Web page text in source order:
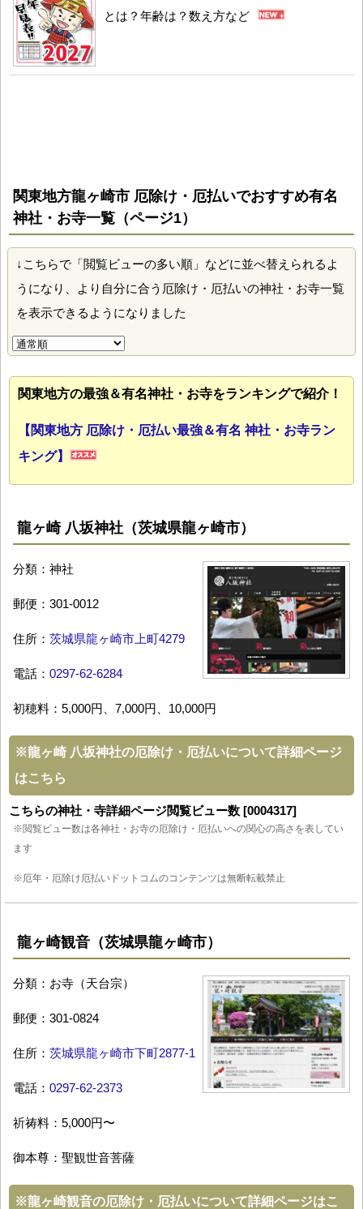
とは？年齢は？数え方など
関東地方龍ヶ崎市 厄除け・厄払いでおすすめ有名
神社・お寺一覧（ページ1）
↓こちらで「閲覧ビューの多い順」などに並べ替えられるよ
うになり、より自分に合う厄除け・厄払いの神社・お寺一覧
を表示できるようになりました
関東地方の最強＆有名神社・お寺をランキングで紹介！
【関東地方 厄除け・厄払い最強＆有名 神社・お寺ラン
キング】
龍ヶ崎 八坂神社（茨城県龍ヶ崎市）
分類：神社
郵便：301-0012
住所： 茨城県龍ヶ崎市上町4279
電話： 0297-62-6284
初穂料：5,000円、7,000円、10,000円
※龍ヶ崎 八坂神社の厄除け・厄払いについて詳細ページ
はこちら
こちらの神社・寺詳細ページ閲覧ビュー数 [0004317]
※閲覧ビュー数は各神社・お寺の厄除け・厄払いへの関心の高さを表してい
ます
※厄年・厄除け厄払いドットコムのコンテンツは無断転載禁止
龍ヶ崎観音（茨城県龍ヶ崎市）
分類：お寺（天台宗）
郵便：301-0824
住所： 茨城県龍ヶ崎市下町2877-1
電話： 0297-62-2373
祈祷料：5,000円〜
御本尊：聖観世音菩薩
※龍ヶ崎観音の厄除け・厄払いについて詳細ページはこ